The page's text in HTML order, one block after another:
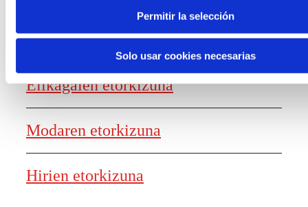
Permitir la selección
Solo usar cookies necesarias
Lanaren etorkizunaren txostena
Elikagaien etorkizuna
Modaren etorkizuna
Hirien etorkizuna